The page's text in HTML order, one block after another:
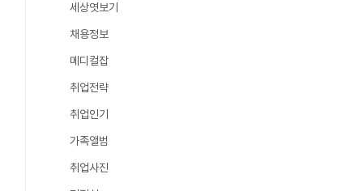
세상엿보기
채용정보
메디컬잡
취업전략
취업인기
가족앨범
취업사진